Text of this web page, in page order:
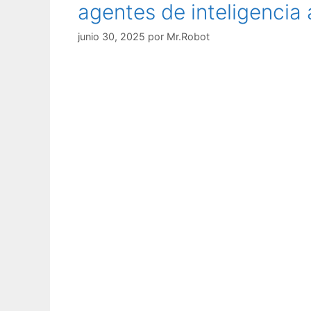
a
s
agentes de inteligencia
junio 30, 2025 por Mr.Robot